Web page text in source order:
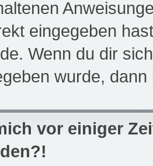
eingegeben
Wenn du dir
wurde,
vor einiger